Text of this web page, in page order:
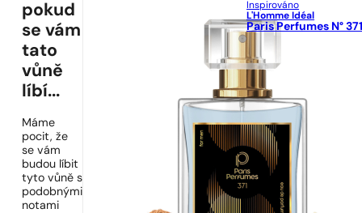
pokud
se vám
tato
vůně
líbí...
Máme
pocit, že
se vám
budou líbit
tyto vůně s
podobnými
notami
Inspirováno
L'Homme Idéal
Paris Perfumes N°